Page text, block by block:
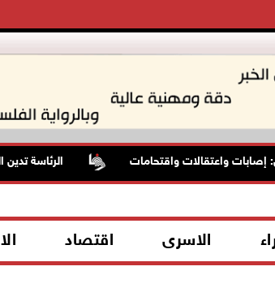
واعتقالات واقتحامات الرئاسة تدين
الاسرى اقتصاد